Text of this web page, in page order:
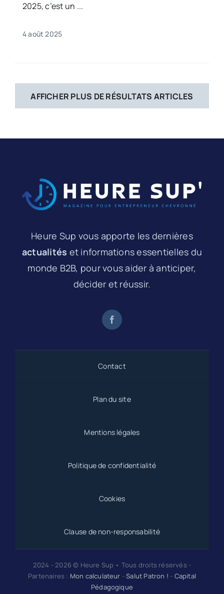
2025, c’est un ...
4 août 2025
AFFICHER PLUS DE RÉSULTATS ARTICLES
Heure Sup vous apporte les dernières
actualités et informations essentielles du
monde B2B, pour vous aider à anticiper,
décider et réussir.
Contact
Plan du site
Mentions légales
Politique de confidentialité
Cookies
Clause de non-responsabilité
2024 - 2026 © Heure Sup • Tous droits réservés -
Partenaires : Mon calculateur -Salut Patron ! - Capital
Pédagogique